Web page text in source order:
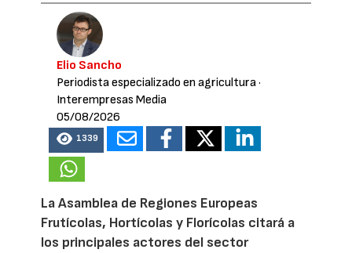
Elio Sancho
Periodista especializado en agricultura·
Interempresas Media
05/08/2026
1339
La Asamblea de Regiones Europeas
Frutícolas, Hortícolas y Florícolas citará a
los principales actores del sector